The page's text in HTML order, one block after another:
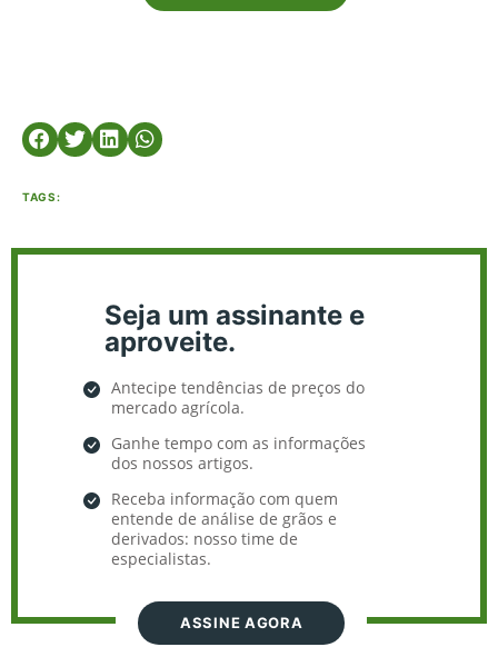
TAGS:
Seja um assinante e
aproveite.
Antecipe tendências de preços do
mercado agrícola.
Ganhe tempo com as informações
dos nossos artigos.
Receba informação com quem
entende de análise de grãos e
derivados: nosso time de
especialistas.
ASSINE AGORA